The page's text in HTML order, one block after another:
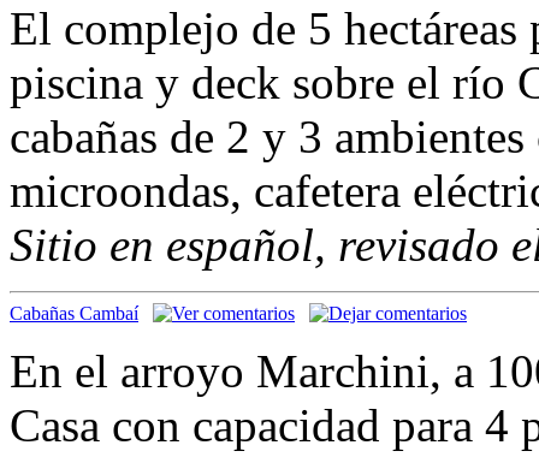
El complejo de 5 hectáreas
piscina y deck sobre el río
cabañas de 2 y 3
microondas, cafetera
Sitio en español, revisado
Cabañas Cambaí
En el arroyo Marchini, a
Casa con capacidad para 4